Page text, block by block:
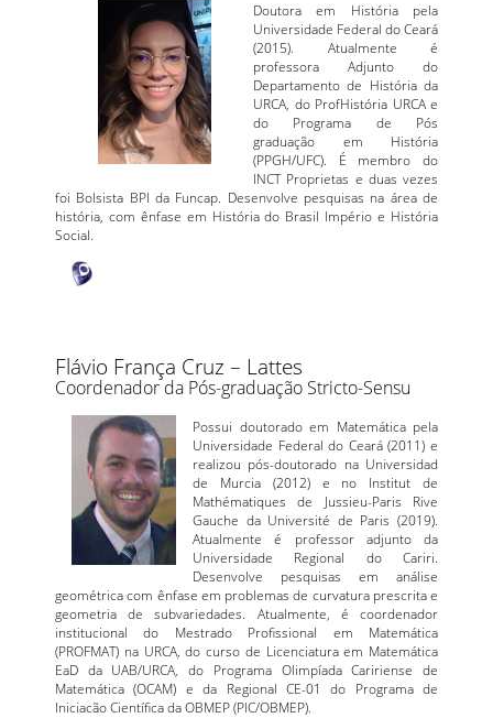
Doutora em História pela
Universidade Federal do Ceará
(2015). Atualmente é
professora Adjunto do
Departamento de História da
URCA, do ProfHistória URCA e
do Programa de Pós
graduação em História
(PPGH/UFC). É membro do
INCT Proprietas e duas vezes
foi Bolsista BPI da Funcap. Desenvolve pesquisas na área de
história, com ênfase em História do Brasil Império e História
Social.
Flávio França Cruz – Lattes
Coordenador da Pós-graduação Stricto-Sensu
Possui doutorado em Matemática pela
Universidade Federal do Ceará (2011) e
realizou pós-doutorado na Universidad
de Murcia (2012) e no Institut de
Mathématiques de Jussieu-Paris Rive
Gauche da Université de Paris (2019).
Atualmente é professor adjunto da
Universidade Regional do Cariri.
Desenvolve pesquisas em análise
geométrica com ênfase em problemas de curvatura prescrita e
geometria de subvariedades. Atualmente, é coordenador
institucional do Mestrado Profissional em Matemática
(PROFMAT) na URCA, do curso de Licenciatura em Matemática
EaD da UAB/URCA, do Programa Olimpíada Caririense de
Matemática (OCAM) e da Regional CE-01 do Programa de
Iniciacão Científica da OBMEP (PIC/OBMEP).